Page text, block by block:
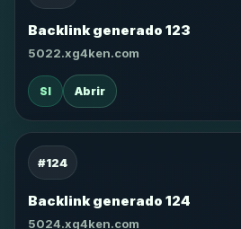
Backlink generado 123
5022.xg4ken.com
SI Abrir
#124
Backlink generado 124
5024.xg4ken.com